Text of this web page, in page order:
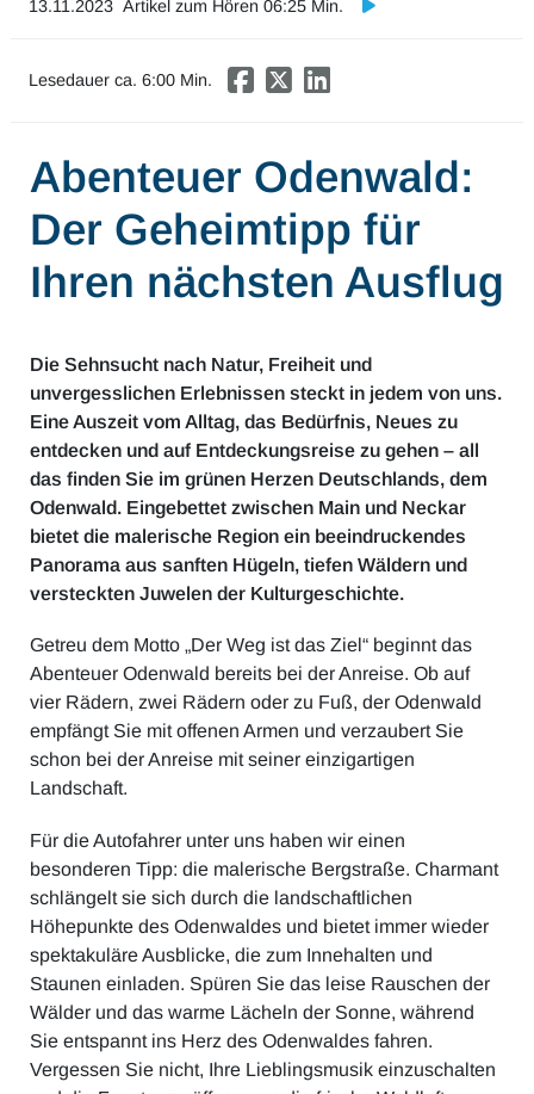
Essen & Konsum
Freizeit & Reisen
Audioformate
Investor Relations
13.11.2023 Artikel zum Hören 06:25 Min.
Lesedauer ca. 6:00 Min.
Abenteuer Odenwald:
Der Geheimtipp für
Ihren nächsten Ausflug
Die Sehnsucht nach Natur, Freiheit und
unvergesslichen Erlebnissen steckt in jedem von uns.
Eine Auszeit vom Alltag, das Bedürfnis, Neues zu
entdecken und auf Entdeckungsreise zu gehen – all
das finden Sie im grünen Herzen Deutschlands, dem
Odenwald. Eingebettet zwischen Main und Neckar
bietet die malerische Region ein beeindruckendes
Panorama aus sanften Hügeln, tiefen Wäldern und
versteckten Juwelen der Kulturgeschichte.
Getreu dem Motto „Der Weg ist das Ziel“ beginnt das
Abenteuer Odenwald bereits bei der Anreise. Ob auf
vier Rädern, zwei Rädern oder zu Fuß, der Odenwald
empfängt Sie mit offenen Armen und verzaubert Sie
schon bei der Anreise mit seiner einzigartigen
Landschaft.
Für die Autofahrer unter uns haben wir einen
besonderen Tipp: die malerische Bergstraße. Charmant
schlängelt sie sich durch die landschaftlichen
Höhepunkte des Odenwaldes und bietet immer wieder
spektakuläre Ausblicke, die zum Innehalten und
Staunen einladen. Spüren Sie das leise Rauschen der
Wälder und das warme Lächeln der Sonne, während
Sie entspannt ins Herz des Odenwaldes fahren.
Vergessen Sie nicht, Ihre Lieblingsmusik einzuschalten